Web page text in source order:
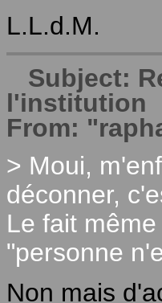
L.L.d.M.
Subject:
l'institution
From:
> Moui,
déconner,
Le fait
"personne
Non mais